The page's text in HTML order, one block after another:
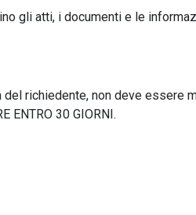
gli atti, i documenti e le
richiedente, non deve essere
ENTRO 30 GIORNI.